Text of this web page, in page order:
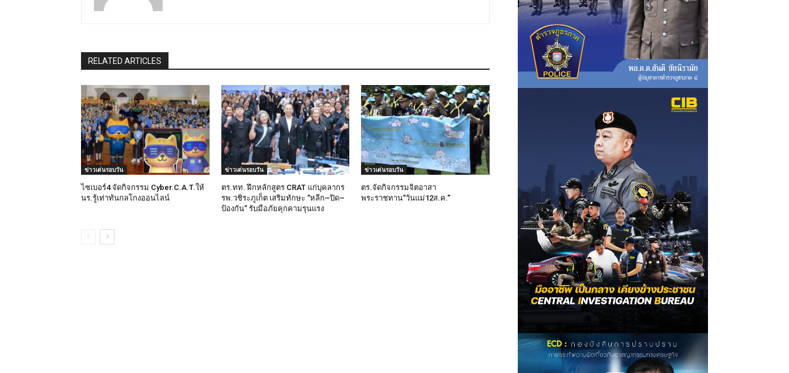
RELATED ARTICLES
ข่าวเด่นรอบวัน
ไซเบอร์4 จัดกิจกรรม Cyber.C.A.T.ให้
นร.รู้เท่าทันกลโกงออนไลน์
ข่าวเด่นรอบวัน
ตร.ทท. ฝึกหลักสูตร CRAT แก่บุคลากร
รพ.วชิระภูเก็ต เสริมทักษะ “หลีก–ปิด–
ป้องกัน” รับมือภัยคุกคามรุนแรง
ข่าวเด่นรอบวัน
ตร.จัดกิจกรรมจิตอาสา
พระราชทาน“วันแม่12ส.ค.”